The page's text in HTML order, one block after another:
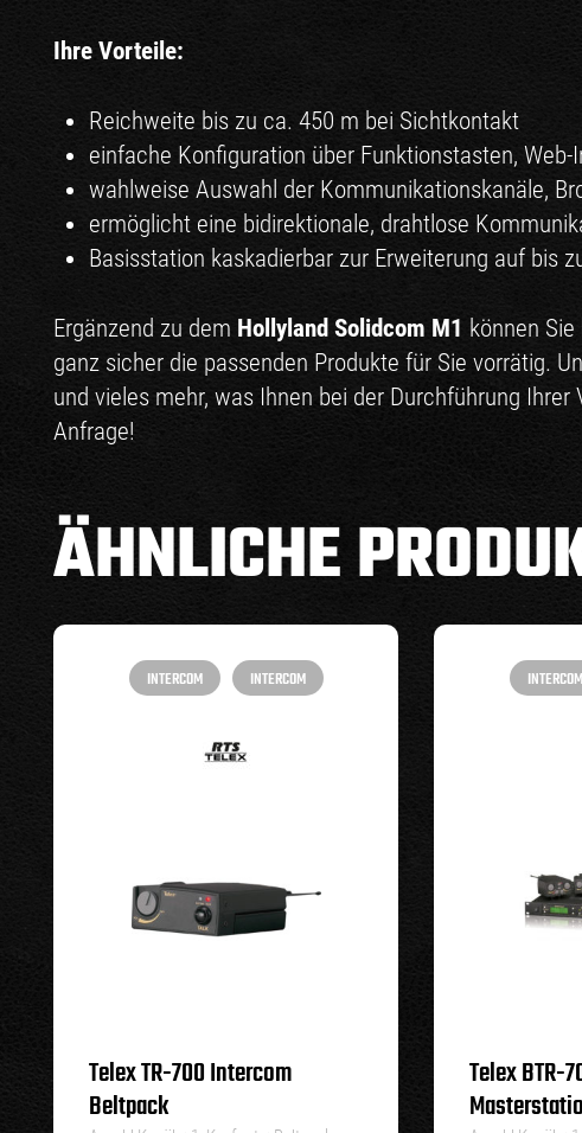
Ihre Vorteile:
Reichweite bis zu ca. 450 m bei Sichtkontakt
einfache Konfiguration über Funktionstasten,
wahlweise Auswahl der Kommunikationskanäle,
ermöglicht eine bidirektionale, drahtlose
Basisstation kaskadierbar zur Erweiterung auf bis
Ergänzend zu dem Hollyland Solidcom M1 können
ganz sicher die passenden Produkte für Sie vorrätig.
und vieles mehr, was Ihnen bei der Durchführung
Anfrage!
ÄHNLICHE
INTERCOM INTERCOM
Telex TR-700 Intercom
Beltpack
INTERCOM
Telex BTR-